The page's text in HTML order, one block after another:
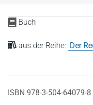
Buch
aus der Reihe: Der
ISBN 978-3-504-64079-8